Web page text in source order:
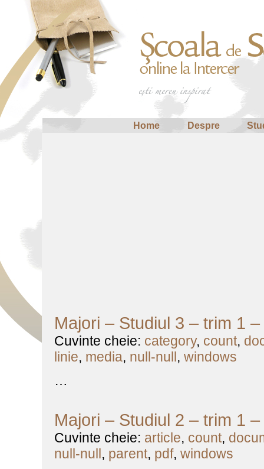
Despre
Home
Majori – Studiul 3 – trim 1
Cuvinte cheie: category, count,
linie, media, null-null, windows
…
Majori – Studiul 2 – trim 1
Cuvinte cheie: article, count,
null-null, parent, pdf, windows